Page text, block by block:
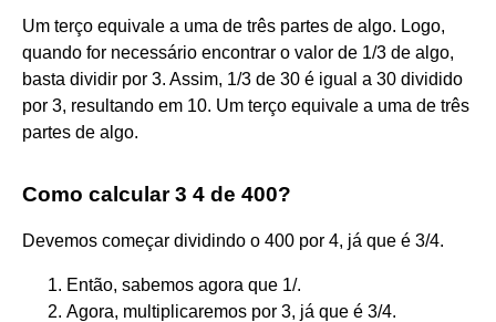
Um terço equivale a uma de três partes de algo. Logo,
quando for necessário encontrar o valor de 1/3 de algo,
basta dividir por 3. Assim, 1/3 de 30 é igual a 30 dividido
por 3, resultando em 10. Um terço equivale a uma de três
partes de algo.
Como calcular 3 4 de 400?
Devemos começar dividindo o 400 por 4, já que é 3/4.
Então, sabemos agora que 1/.
Agora, multiplicaremos por 3, já que é 3/4.